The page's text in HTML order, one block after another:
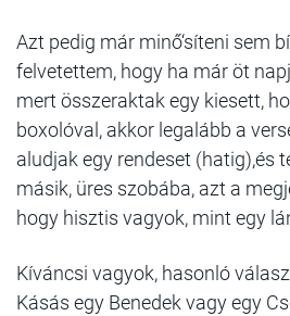
Azt pedig már minő‘síteni sem
felvetettem, hogy ha már öt
mert összeraktak egy kiesett,
boxolóval, akkor legalább a
aludjak egy rendeset (hatig),és
másik, üres szobába, azt a
hogy hisztis vagyok, mint egy
Kíváncsi vagyok, hasonló
Kásás egy Benedek vagy egy